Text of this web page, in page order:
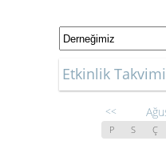
Etkinlik Takvimi
<<
P S Ç